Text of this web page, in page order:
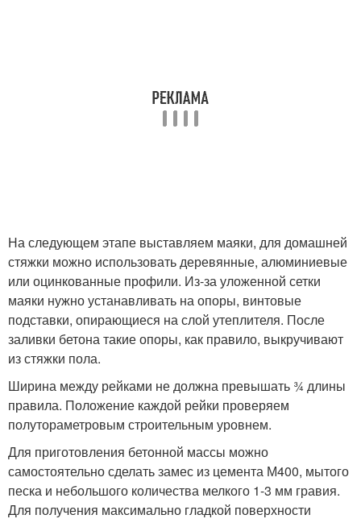
На следующем этапе выставляем маяки, для домашней
стяжки можно использовать деревянные, алюминиевые
или оцинкованные профили. Из-за уложенной сетки
маяки нужно устанавливать на опоры, винтовые
подставки, опирающиеся на слой утеплителя. После
заливки бетона такие опоры, как правило, выкручивают
из стяжки пола.
Ширина между рейками не должна превышать ¾ длины
правила. Положение каждой рейки проверяем
полутораметровым строительным уровнем.
Для приготовления бетонной массы можно
самостоятельно сделать замес из цемента М400, мытого
песка и небольшого количества мелкого 1-3 мм гравия.
Для получения максимально гладкой поверхности